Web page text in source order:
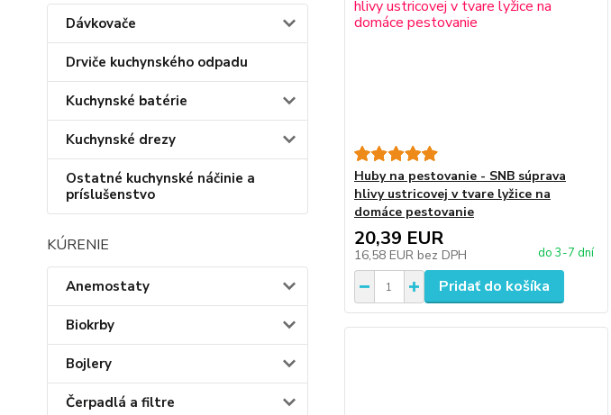
Dávkovače
Drviče kuchynského odpadu
Kuchynské batérie
Kuchynské drezy
Ostatné kuchynské náčinie a
príslušenstvo
KÚRENIE
Anemostaty
Biokrby
Bojlery
Čerpadlá a filtre
Huby na pestovanie - SNB súprava
hlivy ustricovej v tvare lyžice na
domáce pestovanie
20,39 EUR
16,58 EUR bez DPH do 3-7 dní
Pridať do košíka